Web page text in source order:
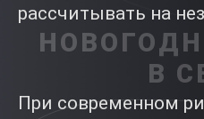
рассчитывать на
В
При современном